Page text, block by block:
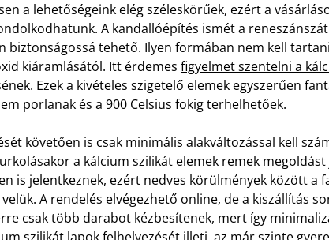
a lehetőségeink elég széleskörűek, ezért a
A kandallóépítés ismét a
biztonságossá tehető. Ilyen formában nem kell
kiáramlásától. Itt érdemes figyelmet szentelni a
Ezek a kivételes szigetelő elemek egyszerűen
porlanak és a 900 Celsius fokig terhelhetőek.
követően is csak minimális alakváltozással kell
a kálcium szilikát elemek remek
is jelentkeznek, ezért nedves körülmények között a
A rendelés elvégezhető online, de a kiszállítás
csak több darabot kézbesítenek, mert így